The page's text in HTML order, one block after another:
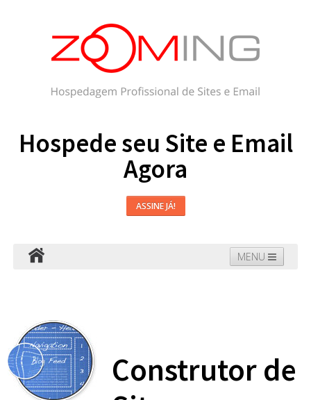
Hospede seu Site e Email
Agora
ASSINE JÁ!
MENU
Construtor de